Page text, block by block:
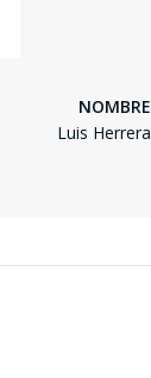
NOMBRE
Luis Herrera